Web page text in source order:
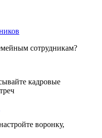
сотрудникам?
кадровые
воронку,